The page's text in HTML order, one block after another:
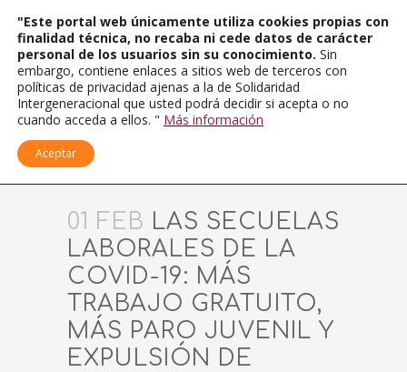
01 FEB LAS SECUELAS
LABORALES DE LA
COVID-19: MÁS
TRABAJO GRATUITO,
MÁS PARO JUVENIL Y
EXPULSIÓN DE
"Este portal web únicamente utiliza cookies propias con
finalidad técnica, no recaba ni cede datos de carácter
personal de los usuarios sin su conocimiento. Sin
embargo, contiene enlaces a sitios web de terceros con
políticas de privacidad ajenas a la de Solidaridad
Intergeneracional que usted podrá decidir si acepta o no
cuando acceda a ellos. " Más información
Aceptar